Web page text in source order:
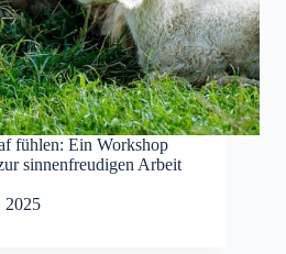
fühlen: Ein Workshop
sinnenfreudigen Arbeit
2025